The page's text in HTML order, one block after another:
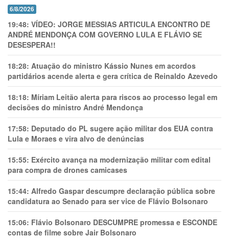
6/8/2026
19:48: VÍDEO: JORGE MESSIAS ARTICULA ENCONTRO DE
ANDRÉ MENDONÇA COM GOVERNO LULA E FLÁVIO SE
DESESPERA!!
18:28: Atuação do ministro Kássio Nunes em acordos
partidários acende alerta e gera crítica de Reinaldo Azevedo
18:18: Míriam Leitão alerta para riscos ao processo legal em
decisões do ministro André Mendonça
17:58: Deputado do PL sugere ação militar dos EUA contra
Lula e Moraes e vira alvo de denúncias
15:55: Exército avança na modernização militar com edital
para compra de drones camicases
15:44: Alfredo Gaspar descumpre declaração pública sobre
candidatura ao Senado para ser vice de Flávio Bolsonaro
15:06: Flávio Bolsonaro DESCUMPRE promessa e ESCONDE
contas de filme sobre Jair Bolsonaro